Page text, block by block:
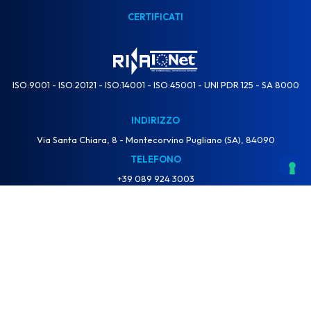
CERTIFICATI
ISO:9001 - ISO:20121 - ISO:14001 - ISO:45001 - UNI PDR 125 - SA 8000
INDIRIZZO
Via Santa Chiara, 8 - Montecorvino Pugliano (SA), 84090
TELEFONO
+39 089 924 3003